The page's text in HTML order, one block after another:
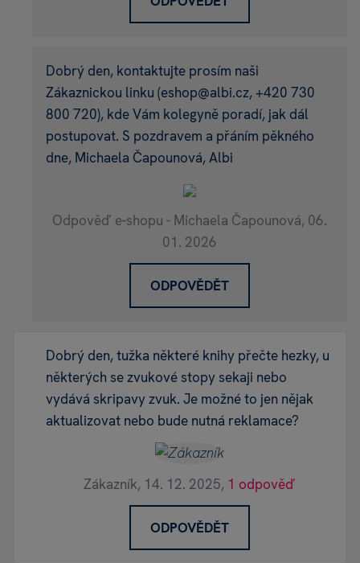
Dobrý den, kontaktujte prosím naši
Zákaznickou linku (eshop@albi.cz, +420 730
800 720), kde Vám kolegyně poradí, jak dál
postupovat. S pozdravem a přáním pěkného
dne, Michaela Čapounová, Albi
Odpověď e-shopu - Michaela Čapounová, 06.
01. 2026
ODPOVĚDĚT
Dobrý den, tužka některé knihy přečte hezky, u
některých se zvukové stopy sekaji nebo
vydává skripavy zvuk. Je možné to jen nějak
aktualizovat nebo bude nutná reklamace?
Zákazník, 14. 12. 2025, 1 odpověď
ODPOVĚDĚT